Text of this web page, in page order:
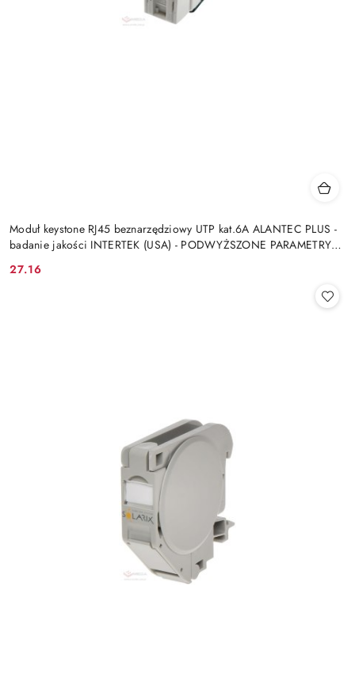
Moduł keystone RJ45 beznarzędziowy UTP kat.6A ALANTEC PLUS -
badanie jakości INTERTEK (USA) - PODWYŻSZONE PARAMETRY
Cena:
27.16